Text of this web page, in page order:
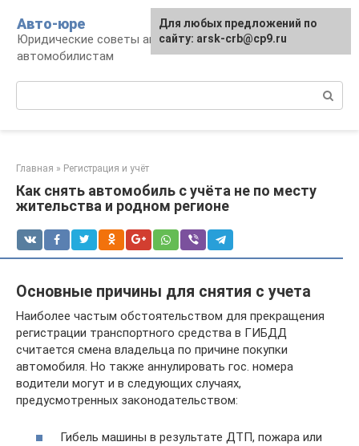
контенту
Авто-юре
Юридические советы автовладельцам и
автомобилистам
Главная » Регистрация и учёт
Как снять автомобиль с учёта не по месту
жительства и родном регионе
Основные причины для снятия с учета
Наиболее частым обстоятельством для прекращения
регистрации транспортного средства в ГИБДД
считается смена владельца по причине покупки
автомобиля. Но также аннулировать гос. номера
водители могут и в следующих случаях,
предусмотренных законодательством:
Гибель машины в результате ДТП, пожара или
Для любых предложений по
сайту: arsk-crb@cp9.ru